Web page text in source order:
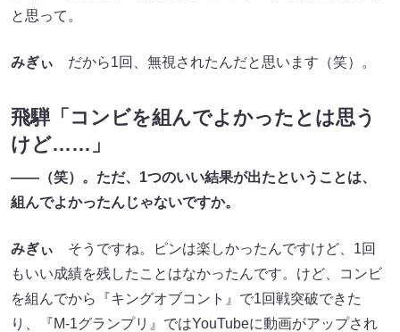
と思って。
みぎぃ だから1回、無視されたんだと思います（笑）。
飛騨「コンビを組んでよかったとは思う
けど……」
――（笑）。ただ、1つのいい結果が出たということは、
組んでよかったんじゃないですか。
みぎぃ そうですね。ピンは楽しかったんですけど、1回
もいい成績を残したことはなかったんです。けど、コンビ
を組んでから『キングオブコント』で1回戦突破できた
り、『M-1グランプリ』ではYouTubeに動画がアップされ